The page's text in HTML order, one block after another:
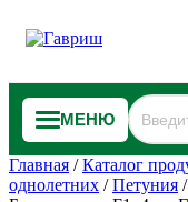
МЕНЮ
Главная /Каталог
однолетних /Петуния /